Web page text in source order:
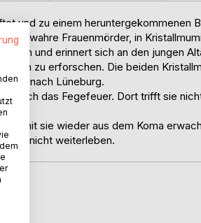
und zu einem heruntergekommenen
der wahre Frauenmörder, in
und erinnert sich an den jungen
zu erforschen. Die beiden
nach Lüneburg.
durch das Fegefeuer. Dort trifft sie
damit sie wieder aus dem Koma
er nicht weiterleben.